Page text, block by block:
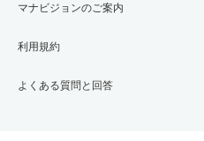
マナビジョンのご案内
利用規約
よくある質問と回答